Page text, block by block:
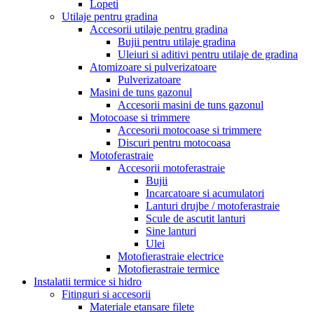
Lopeti
Utilaje pentru gradina
Accesorii utilaje pentru gradina
Bujii pentru utilaje gradina
Uleiuri si aditivi pentru utilaje de gradina
Atomizoare si pulverizatoare
Pulverizatoare
Masini de tuns gazonul
Accesorii masini de tuns gazonul
Motocoase si trimmere
Accesorii motocoase si trimmere
Discuri pentru motocoasa
Motoferastraie
Accesorii motoferastraie
Bujii
Incarcatoare si acumulatori
Lanturi drujbe / motoferastraie
Scule de ascutit lanturi
Sine lanturi
Ulei
Motofierastraie electrice
Motofierastraie termice
Instalatii termice si hidro
Fitinguri si accesorii
Materiale etansare filete